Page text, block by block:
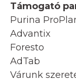
Támogató
Purina
Advantix
Foresto
AdTab
Várunk